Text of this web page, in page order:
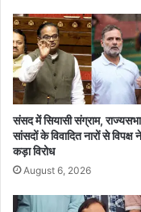
में
भा
री
बा
रि
श
का
अ
ल
र्ट
मौ
संसद में सियासी संग्राम,
सांसदों के विवादित नारों से विपक्ष
कड़ा विरोध
August 6, 2026